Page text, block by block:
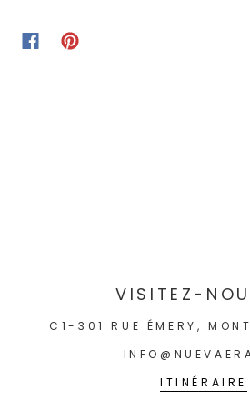
VISITEZ-
C1-301 RUE ÉMERY,
ITINÉRAIRE